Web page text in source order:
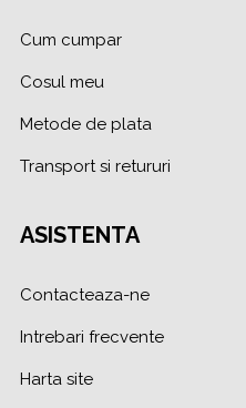
Cum cumpar
Cosul meu
Metode de plata
Transport si retururi
ASISTENTA
Contacteaza-ne
Intrebari frecvente
Harta site